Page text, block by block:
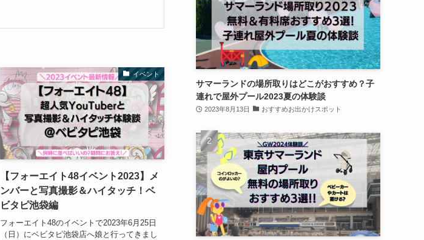
イベント
【フォーエイト48イベント2023】メ
ンバーと写真撮影＆ハイタッチ！ベ
ビタピ池袋編
フォーエイト48のイベントで2023年6月25日
（日）にベビタピ池袋店へ娘と行ってきまし
サマーランドの場所取りはどこがおすすめ？子
連れで屋外プール2023夏の体験談
2023年8月13日 おすすめお出かけスポット